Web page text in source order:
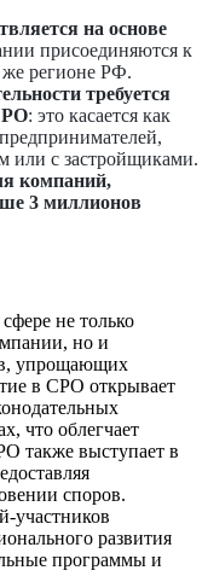
на основе
присоединяются к
регионе РФ.
требуется
: это касается как
или с застройщиками.
компаний,
3 миллионов
не только
но и
упрощающих
в СРО открывает
что облегчает
также выступает в
споров.
участников
развития
программы и